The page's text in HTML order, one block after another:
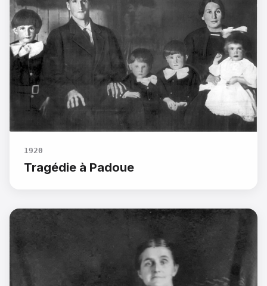
1920
Tragédie à Padoue